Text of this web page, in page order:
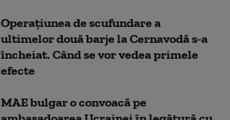
Operațiunea de scufundare a
ultimelor două barje la Cernavodă s-a
încheiat. Când se vor vedea primele
efecte
MAE bulgar o convoacă pe